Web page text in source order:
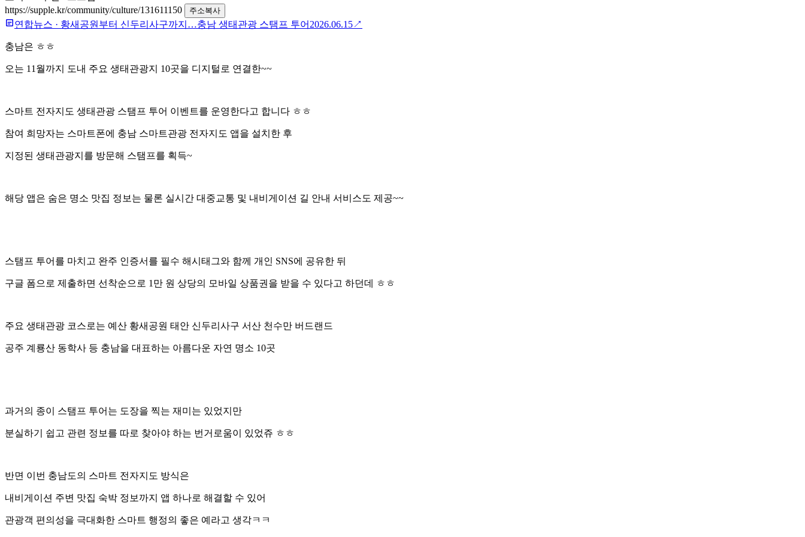
https://supple.kr/community/culture/131611150
주소복사
연합뉴스 · 황새공원부터 신두리사구까지…충남 생태관광 스탬프 투어 2026.06.15↗
충남은 ㅎㅎ
오는 11월까지 도내 주요 생태관광지 10곳을 디지털로 연결한~~
스마트 전자지도 생태관광 스탬프 투어 이벤트를 운영한다고 합니다 ㅎㅎ
참여 희망자는 스마트폰에 충남 스마트관광 전자지도 앱을 설치한 후
지정된 생태관광지를 방문해 스탬프를 획득~
해당 앱은 숨은 명소 맛집 정보는 물론 실시간 대중교통 및 내비게이션 길 안내 서비스도 제공~~
스탬프 투어를 마치고 완주 인증서를 필수 해시태그와 함께 개인 SNS에 공유한 뒤
구글 폼으로 제출하면 선착순으로 1만 원 상당의 모바일 상품권을 받을 수 있다고 하던데 ㅎㅎ
주요 생태관광 코스로는 예산 황새공원 태안 신두리사구 서산 천수만 버드랜드
공주 계룡산 동학사 등 충남을 대표하는 아름다운 자연 명소 10곳
과거의 종이 스탬프 투어는 도장을 찍는 재미는 있었지만
분실하기 쉽고 관련 정보를 따로 찾아야 하는 번거로움이 있었쥬 ㅎㅎ
반면 이번 충남도의 스마트 전자지도 방식은
내비게이션 주변 맛집 숙박 정보까지 앱 하나로 해결할 수 있어
관광객 편의성을 극대화한 스마트 행정의 좋은 예라고 생각ㅋㅋ